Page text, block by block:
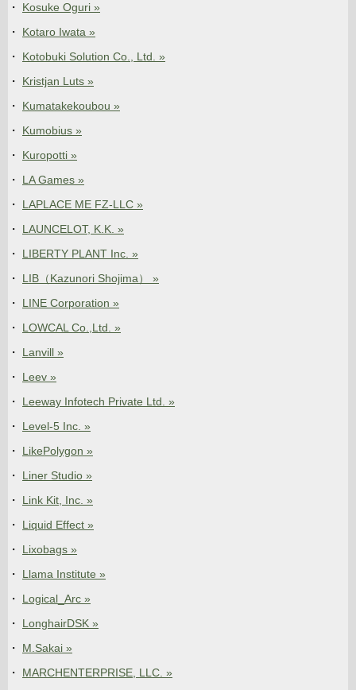
Kosuke Oguri »
Kotaro Iwata »
Kotobuki Solution Co., Ltd. »
Kristjan Luts »
Kumatakekoubou »
Kumobius »
Kuropotti »
LA Games »
LAPLACE ME FZ-LLC »
LAUNCELOT, K.K. »
LIBERTY PLANT Inc. »
LIB（Kazunori Shojima） »
LINE Corporation »
LOWCAL Co.,Ltd. »
Lanvill »
Leev »
Leeway Infotech Private Ltd. »
Level-5 Inc. »
LikePolygon »
Liner Studio »
Link Kit, Inc. »
Liquid Effect »
Lixobags »
Llama Institute »
Logical_Arc »
LonghairDSK »
M.Sakai »
MARCHENTERPRISE, LLC. »